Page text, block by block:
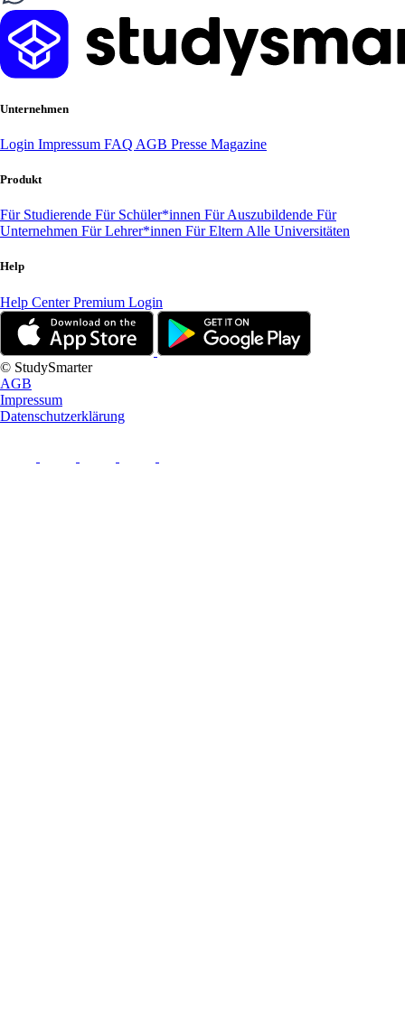
Unternehmen
Login Impressum FAQ AGB Presse Magazine
Produkt
Für Studierende Für Schüler*innen Für Auszubildende Für
Unternehmen Für Lehrer*innen Für Eltern Alle Universitäten
Help
Help CenterPremium Login
© StudySmarter
AGB
Impressum
Datenschutzerklärung